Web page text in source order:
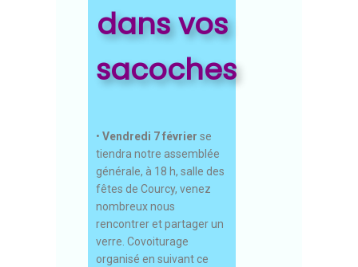
dans vos
sacoches
• Vendredi 7 février se
tiendra notre assemblée
générale, à 18 h, salle des
fêtes de Courcy, venez
nombreux nous
rencontrer et partager un
verre. Covoiturage
organisé en suivant ce